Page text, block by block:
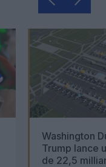
Washington
Trump lance
de 22,5